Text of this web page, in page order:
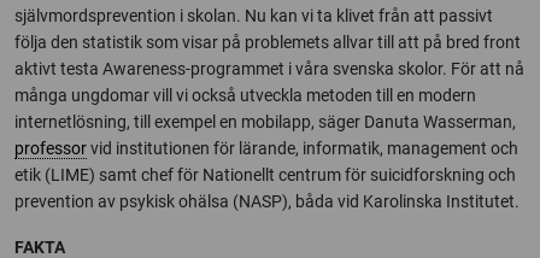
självmordsprevention i skolan. Nu kan vi ta klivet från att passivt
följa den statistik som visar på problemets allvar till att på bred front
aktivt testa Awareness-programmet i våra svenska skolor. För att nå
många ungdomar vill vi också utveckla metoden till en modern
internetlösning, till exempel en mobilapp, säger Danuta Wasserman,
professorvid institutionen för lärande, informatik, management och
etik (LIME) samt chef för Nationellt centrum för suicidforskning och
prevention av psykisk ohälsa (NASP), båda vid Karolinska Institutet.
FAKTA